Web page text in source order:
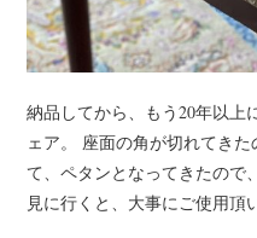
納品してから、もう20年以上
ェア。 座面の角が切れてき
て、ペタンとなってきたので
見に行くと、大事にご使用